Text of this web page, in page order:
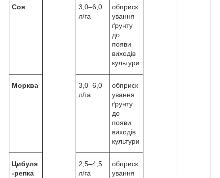
Соя
3,0–6,0
л/га
обприск
ування
ґрунту
до
появи
виходів
культури
Морква
3,0–6,0
л/га
обприск
ування
ґрунту
до
появи
виходів
культури
Цибуля
-репка
2,5–4,5
л/га
обприск
ування